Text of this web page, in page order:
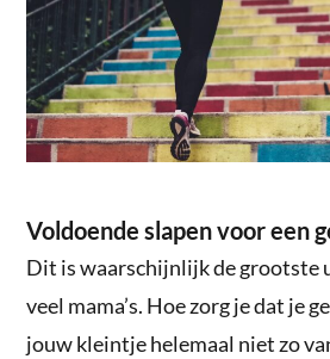
Voldoende slapen voor een
Dit is waarschijnlijk de grootste
veel mama’s. Hoe zorg je dat je
jouw kleintje helemaal niet zo